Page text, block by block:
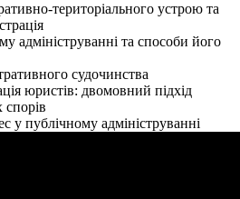
територіального устрою та
адмініструванні та способи його
судочинства
юристів: двомовний підхід
у публічному адмініструванні